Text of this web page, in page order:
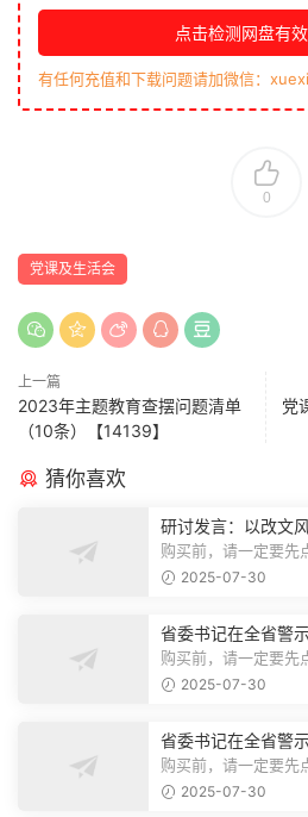
点击检测网盘有
有任何充值和下载问题请加微信：
0
党课及生活会
上一篇
2023年主题教育查摆问题清单
（10条）【14139】
党
猜你喜欢
研讨发言：以改文
购买前，请一定要先
注，精彩模板每天推
2025-07-30
省委书记在全省警
购买前，请一定要先
注，精彩模板每天推
2025-07-30
省委书记在全省警
购买前，请一定要先
注，精彩模板每天推
2025-07-30